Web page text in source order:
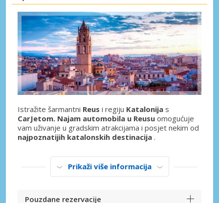
Istražite šarmantni Reus i regiju Katalonija s
CarJetom. Najam automobila u Reusu omogućuje
vam uživanje u gradskim atrakcijama i posjet nekim od
najpoznatijih katalonskih destinacija .
Prikaži više informacija
Pouzdane rezervacije